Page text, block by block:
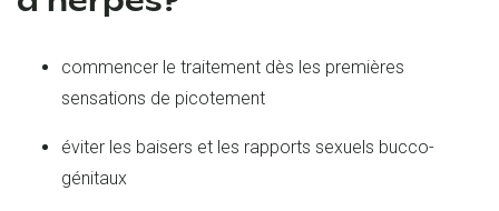
commencer le traitement dès les premières
sensations de picotement
éviter les baisers et les rapports sexuels bucco-
génitaux